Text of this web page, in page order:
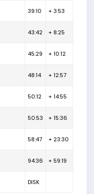
39:10 + 3:53
43:42 + 8:25
45:29 + 10:12
48:14 + 12:57
50:12 + 14:55
50:53 + 15:36
58:47 + 23:30
94:36 + 59:19
DISK